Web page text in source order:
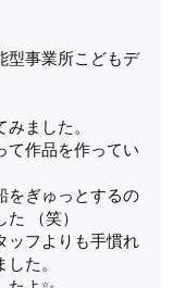
型事業所こどもデ
ました。
て作品を作ってい
をぎゅっとするの
（笑）
ッフよりも手慣れ
た。